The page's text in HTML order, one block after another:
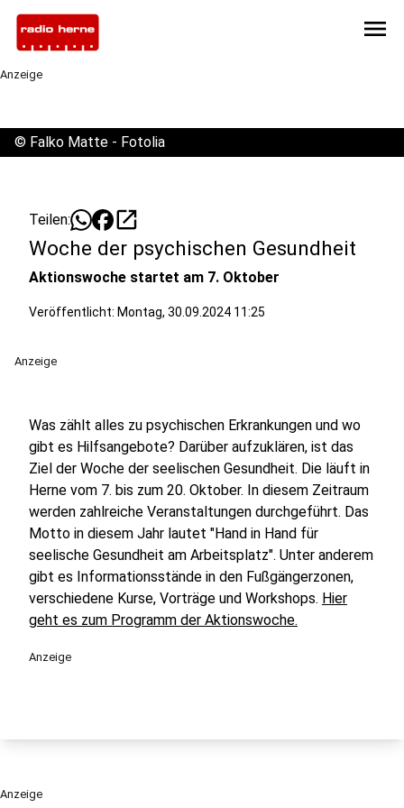
menu
Anzeige
© Falko Matte - Fotolia
Teilen: open_in_new
Woche der psychischen Gesundheit
Aktionswoche startet am 7. Oktober
Veröffentlicht: Montag, 30.09.2024 11:25
Anzeige
Was zählt alles zu psychischen Erkrankungen und wo
gibt es Hilfsangebote? Darüber aufzuklären, ist das
Ziel der Woche der seelischen Gesundheit. Die läuft in
Herne vom 7. bis zum 20. Oktober. In diesem Zeitraum
werden zahlreiche Veranstaltungen durchgeführt. Das
Motto in diesem Jahr lautet "Hand in Hand für
seelische Gesundheit am Arbeitsplatz". Unter anderem
gibt es Informationsstände in den Fußgängerzonen,
verschiedene Kurse, Vorträge und Workshops. Hier
geht es zum Programm der Aktionswoche.
Anzeige
Anzeige